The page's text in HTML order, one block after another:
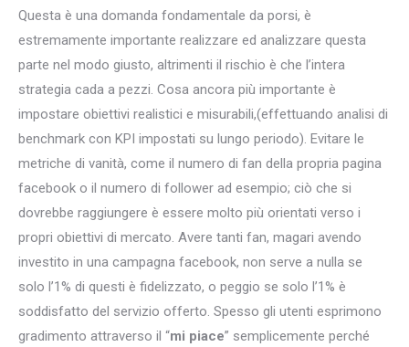
Questa è una domanda fondamentale da porsi, è
estremamente importante realizzare ed analizzare questa
parte nel modo giusto, altrimenti il rischio è che l’intera
strategia cada a pezzi. Cosa ancora più importante è
impostare obiettivi realistici e misurabili,(effettuando analisi di
benchmark con KPI impostati su lungo periodo). Evitare le
metriche di vanità, come il numero di fan della propria pagina
facebook o il numero di follower ad esempio; ciò che si
dovrebbe raggiungere è essere molto più orientati verso i
propri obiettivi di mercato. Avere tanti fan, magari avendo
investito in una campagna facebook, non serve a nulla se
solo l’1% di questi è fidelizzato, o peggio se solo l’1% è
soddisfatto del servizio offerto. Spesso gli utenti esprimono
gradimento attraverso il “mi piace” semplicemente perché